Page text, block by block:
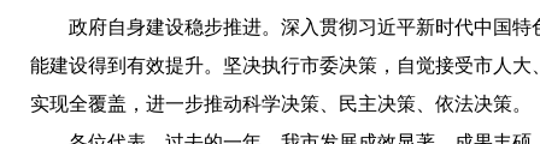
政府自身建设稳步推进。 深入贯彻习近平新时代中国特
能建设得到有效提升。坚决执行市委决策，自觉接受市人
实现全覆盖，进一步推动科学决策、民主决策、依法决策。